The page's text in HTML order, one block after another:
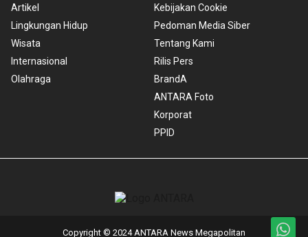
Artikel
Lingkungan Hidup
Wisata
Internasional
Olahraga
Kebijakan Cookie
Pedoman Media Siber
Tentang Kami
Rilis Pers
BrandA
ANTARA Foto
Korporat
PPID
Copyright © 2024 ANTARA News Megapolitan